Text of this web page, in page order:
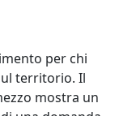
per chi
territorio. Il
mostra un